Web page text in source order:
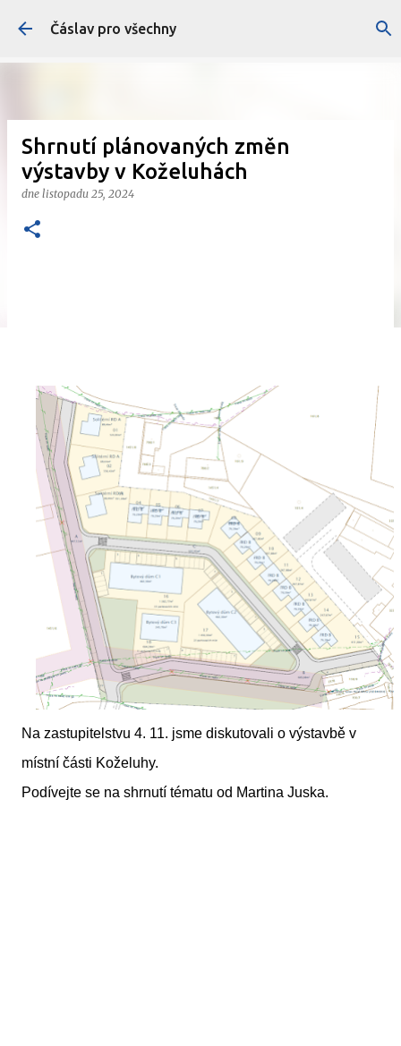
Přeskočit na hlavní obsah
Čáslav pro všechny
Shrnutí plánovaných změn
výstavby v Koželuhách
dne listopadu 25, 2024
Na zastupitelstvu 4. 11. jsme diskutovali o výstavbě v
místní části Koželuhy.
Podívejte se na shrnutí tématu od Martina Juska.